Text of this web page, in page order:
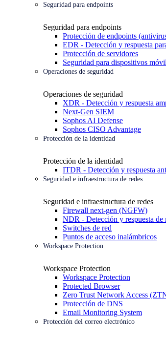
Seguridad para endpoints
Seguridad para endpoints
Protección de endpoints
EDR - Detección y respuesta
Protección de servidores
Seguridad para dispositivos
Operaciones de seguridad
Operaciones de seguridad
XDR - Detección y respuesta
Next-Gen SIEM
Sophos AI Defense
Sophos CISO Advantage
Protección de la identidad
Protección de la identidad
ITDR - Detección y respuesta
Seguridad e infraestructura de redes
Seguridad e infraestructura de redes
Firewall next-gen (NGFW)
NDR - Detección y respuesta de
Switches de red
Puntos de acceso inalámbricos
Workspace Protection
Workspace Protection
Workspace Protection
Protected Browser
Zero Trust Network Access
Protección de DNS
Email Monitoring System
Protección del correo electrónico